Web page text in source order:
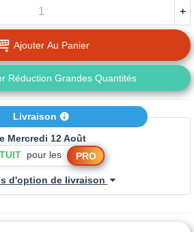
+
Ajouter Au Panier
Réduction Grandes Quantités
Livraison
Mercredi 12 Août
pour les PRO
d'option de livraison